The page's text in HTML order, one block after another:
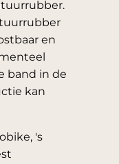
en
band in de
kan
's